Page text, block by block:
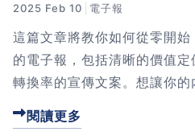
2025 Feb 10 電子報
這篇文章將教你如何從零開
的電子報，包括清晰的價值
轉換率的宣傳文案。想讓你的
閱讀更多